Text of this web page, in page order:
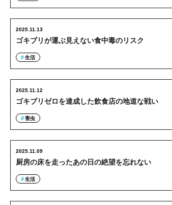
ゴキブリが運ぶ見えない食中毒のリスク
2025.11.13
生活
ゴキブリゼロを達成した飲食店の地道な戦い
2025.11.12
害虫
厨房の床を走ったあの日の絶望を忘れない
2025.11.09
生活